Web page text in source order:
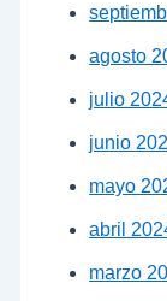
agosto
julio
junio
mayo
abril
marzo